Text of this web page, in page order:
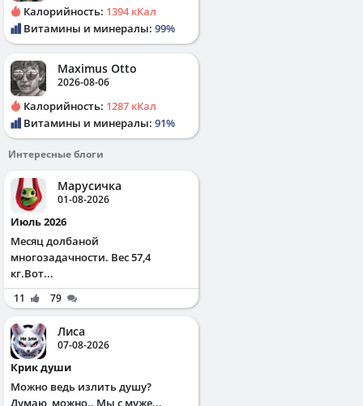
Калорийность: 1394 кКал
Витамины и минералы: 99%
Maximus Otto
2026-08-06
Калорийность: 1287 кКал
Витамины и минералы: 91%
Интересные блоги
Марусичка
01-08-2026
Июль 2026
Месяц долбаной
многозадачности. Вес 57,4
кг.Вот...
11 79
Лиса
07-08-2026
Крик души
Можно ведь излить душу?
Думаю, можно.. Мы с муже...